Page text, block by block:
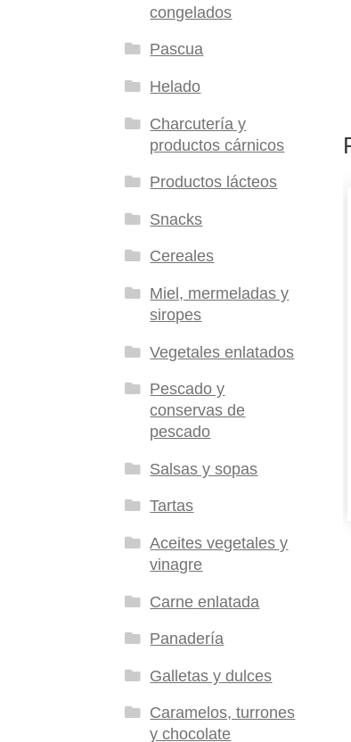
congelados
Pascua
Helado
Charcutería y
productos cárnicos
Productos lácteos
Snacks
Cereales
Miel, mermeladas y
siropes
Vegetales enlatados
Pescado y
conservas de
pescado
Salsas y sopas
Tartas
Aceites vegetales y
vinagre
Carne enlatada
Panadería
Galletas y dulces
Caramelos, turrones
y chocolate